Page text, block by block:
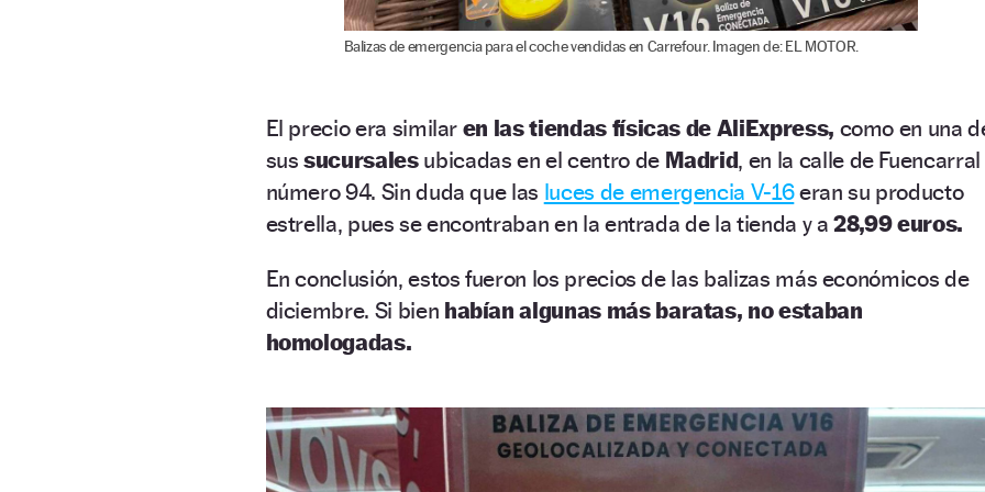
Balizas de emergencia para el coche vendidas en Carrefour. Imagen de: EL MOTOR.
El precio era similar en las tiendas físicas de AliExpress, como en una
sussucursales ubicadas en el centro de Madrid, en la calle de Fuencarral
número 94. Sin duda que las luces de emergencia V-16eran su producto
estrella, pues se encontraban en la entrada de la tienda y a28,99 euros.
En conclusión, estos fueron los precios de las balizas más económicos de
diciembre. Si bien habían algunas más baratas, no estaban
homologadas.